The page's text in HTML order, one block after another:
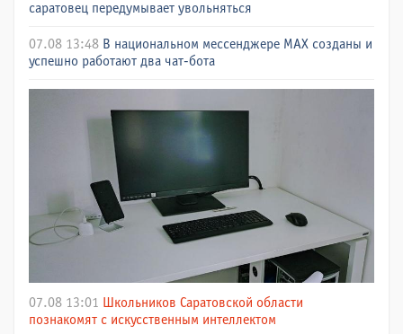
саратовец передумывает увольняться
07.08 13:48 В национальном мессенджере МАХ созданы и
успешно работают два чат-бота
07.08 13:01
Школьников Саратовской области
познакомят с искусственным интеллектом